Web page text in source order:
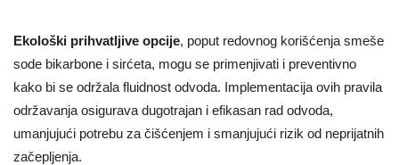
Ekološki prihvatljive opcije, poput redovnog korišćenja smeše
sode bikarbone i sirćeta, mogu se primenjivati i preventivno
kako bi se održala fluidnost odvoda. Implementacija ovih pravila
održavanja osigurava dugotrajan i efikasan rad odvoda,
umanjujući potrebu za čišćenjem i smanjujući rizik od neprijatnih
začepljenja.